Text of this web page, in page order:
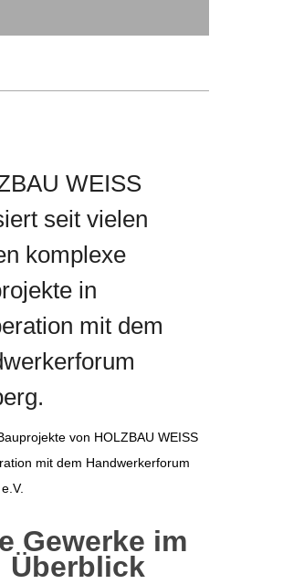
WEISS
seit vielen
komplexe
in
mit dem
von HOLZBAU WEISS
mit dem Handwerkerforum
Gewerke im
Überblick